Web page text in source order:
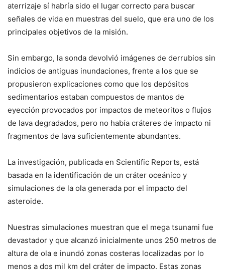
aterrizaje sí habría sido el lugar correcto para buscar
señales de vida en muestras del suelo, que era uno de los
principales objetivos de la misión.
Sin embargo, la sonda devolvió imágenes de derrubios sin
indicios de antiguas inundaciones, frente a los que se
propusieron explicaciones como que los depósitos
sedimentarios estaban compuestos de mantos de
eyección provocados por impactos de meteoritos o flujos
de lava degradados, pero no había cráteres de impacto ni
fragmentos de lava suficientemente abundantes.
La investigación, publicada en Scientific Reports, está
basada en la identificación de un cráter oceánico y
simulaciones de la ola generada por el impacto del
asteroide.
Nuestras simulaciones muestran que el mega tsunami fue
devastador y que alcanzó inicialmente unos 250 metros de
altura de ola e inundó zonas costeras localizadas por lo
menos a dos mil km del cráter de impacto. Estas zonas